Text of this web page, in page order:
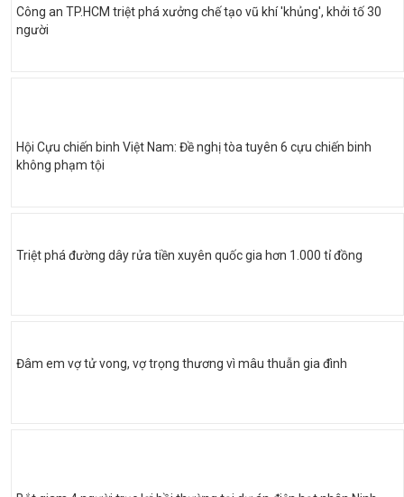
Công an TP.HCM triệt phá xưởng chế tạo vũ khí 'khủng', khởi tố 30
người
Hội Cựu chiến binh Việt Nam: Đề nghị tòa tuyên 6 cựu chiến binh
không phạm tội
Triệt phá đường dây rửa tiền xuyên quốc gia hơn 1.000 tỉ đồng
Đâm em vợ tử vong, vợ trọng thương vì mâu thuẫn gia đình